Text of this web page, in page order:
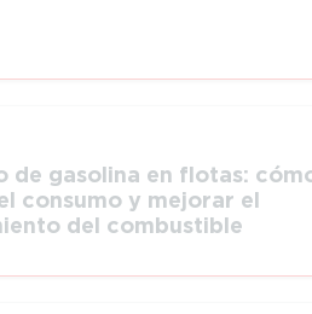
de gasolina en flotas:
consumo y mejorar el
del combustible